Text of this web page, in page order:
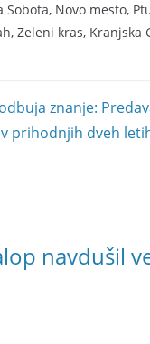
Novo mesto,
Zeleni kras,
znanje:
prihodnjih dveh
navdušil